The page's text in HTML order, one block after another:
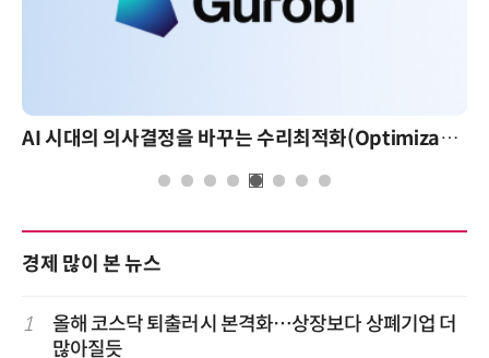
AI 시대의 의사결정을 바꾸는 수리최적화(Optimization): 실제 산업 적용 사례와 활용 전략
경제 많이 본 뉴스
1
올해 코스닥 퇴출러시 본격화…상장보다 상폐기업 더
많아질듯